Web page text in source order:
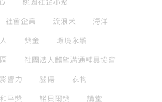
桃園社企小聚
社會企業 流浪犬 海洋
獎金 環境永續
社團法人麒望溝通輔具協會
響力 腦傷 衣物
平獎 諾貝爾獎 講堂